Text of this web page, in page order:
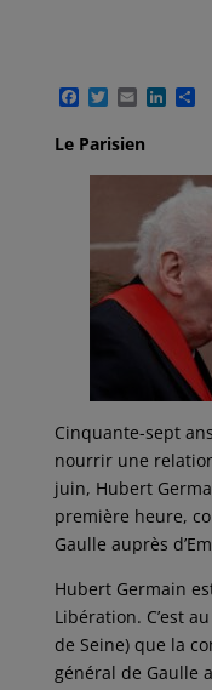
F
c
e
b
T
i
t
t
E
a
i
l
L
e
d
P
a
g
r
Le Parisien
Cinquante-sept
nourrir une
juin, Hubert
première heure,
Gaulle auprès
Hubert Germain
Libération. C’est
de Seine) que la
général de Gaulle